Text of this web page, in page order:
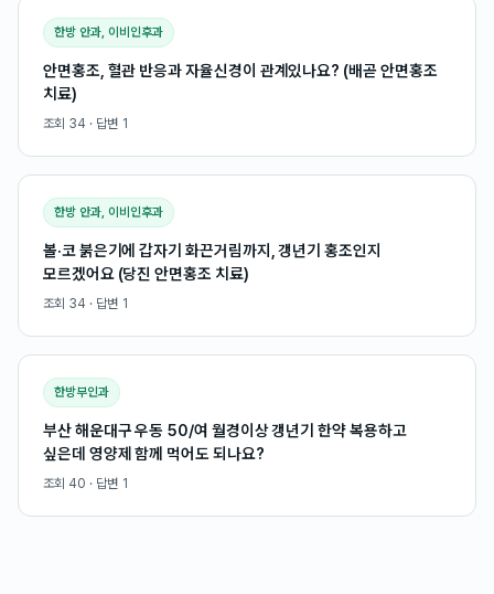
한방 안과, 이비인후과
안면홍조, 혈관 반응과 자율신경이 관계있나요? (배곧 안면홍조
치료)
조회 34 · 답변 1
한방 안과, 이비인후과
볼·코 붉은기에 갑자기 화끈거림까지, 갱년기 홍조인지
모르겠어요 (당진 안면홍조 치료)
조회 34 · 답변 1
한방부인과
부산 해운대구 우동 50/여 월경이상 갱년기 한약 복용하고
싶은데 영양제 함께 먹어도 되나요?
조회 40 · 답변 1